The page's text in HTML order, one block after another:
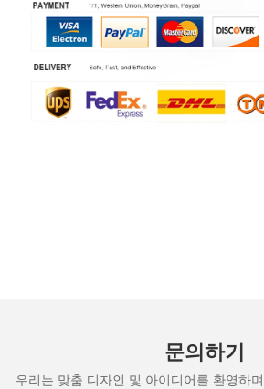
문의하기
우리는 맞춤 디자인 및 아이디어를 환영하